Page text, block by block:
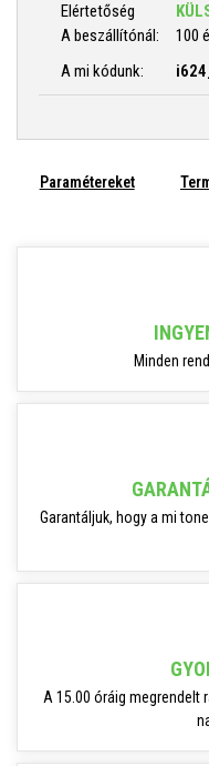
Elértetőség
A beszállítónál:
100
A mi kódunk:
Paramétereket
Minden
Garantáljuk, hogy a mi
A 15.00 óráig megrendelt